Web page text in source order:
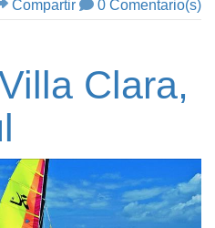
Compartir 0 Comentario(s)
Clara,